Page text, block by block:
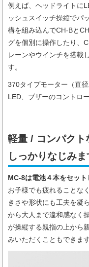
例えば、ヘッドライトに
ッシュスイッチ操縦でパ
構を組み込んでCH-Bと
グを個別に操作したり、
レーンやウインチを搭載
す。
370タイプモーター（直
LED、ブザーのコントロ
軽量 / コンパクト
しっかりなじみま
MC-8は電池４本をセッ
お子様でも疲れることな
きさや形状にも工夫を凝
から大人まで違和感なく
が操縦する親指の上から
みいただくこともできます